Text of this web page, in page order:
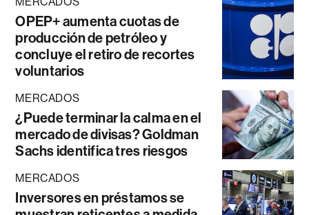
OPEP+ aumenta cuotas de
producción de petróleo y
concluye el retiro de recortes
voluntarios
MERCADOS
¿Puede terminar la calma en el
mercado de divisas? Goldman
Sachs identifica tres riesgos
MERCADOS
Inversores en préstamos se